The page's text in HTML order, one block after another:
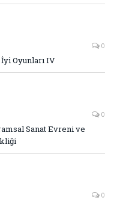
0
Oyunları IV
0
Sanat Evreni ve
0